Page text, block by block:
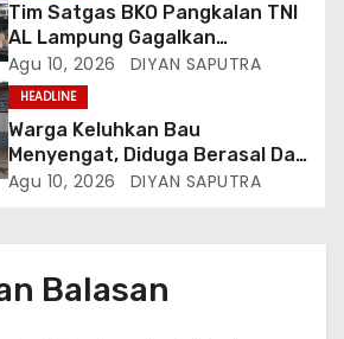
Tim Satgas BKO Pangkalan TNI
AL Lampung Gagalkan
Peredaran Ribuan Liter
Minuman Keras Ilegal Di
Pelabuhan Bakauheni
Agu 10, 2026 DIYAN SAPUTRA
HEADLINE
Warga Keluhkan Bau
Menyengat, Diduga Berasal Dari
Limbah SPPG Panjang Utara 2
Agu 10, 2026 DIYAN SAPUTRA
Balasan